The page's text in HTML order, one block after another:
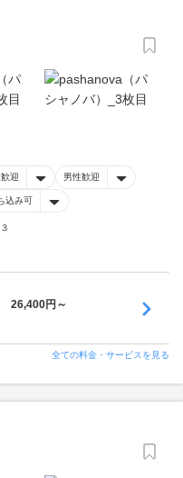
迎 男性歓迎
込み可
26,400円～
全ての料金・サービスを見る